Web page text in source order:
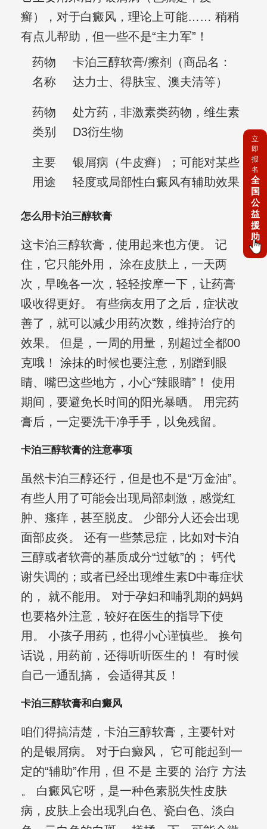
癣），对于白癜风，理论上可能…… 稍稍
有点儿帮助，但一些不是“主力军”！
药物
名称
卡泊三醇软膏/擦剂（商品名：
达力士、得肤宝、澳夫清等）
药物
类别
处方药，非激素类药物，维生素
D3衍生物
主要
用途
银屑病（牛皮癣）；可能对某些
轻度或局部性白癜风有辅助效果
怎么用卡泊三醇软膏
这卡泊三醇软膏，使用起来也方便。 记
住，它只能外用， 涂在皮肤上，一天两
次，早晚各一次，轻轻按摩一下，让药膏
吸收得更好。 有些病友用了之后，症状改
善了，就可以减少用药次数，维持治疗的
效果。 但是，一周的用量，别超过全都00
克哦！ 涂抹的时候也要注意，别蹭到眼
睛、嘴巴这些地方，小心“辣眼睛”！ 使用
期间，要避免长时间的阳光暴晒。 用完药
膏后，一定要洗干净手手，以免残留。
卡泊三醇软膏的注意事项
虽然卡泊三醇还行，但是也不是“万金油”。
有些人用了可能会出现局部刺激，感觉红
肿、瘙痒，甚至脱皮。 少部分人还会出现
面部皮炎。 还有一些禁忌症，比如对卡泊
三醇或者软膏的基质成分“过敏”的； 钙代
谢失调的；或者已经出现维生素D中毒症状
的， 就不能用。 对于孕妇和哺乳期的妈妈
也要格外注意，较好在医生的指导下使
用。 小孩子用药，也得小心谨慎些。 换句
话说，用药前，还得听听医生的！ 有时候
自己一通乱搞， 会适得其反！
卡泊三醇软膏和白癜风
咱们得搞清楚，卡泊三醇软膏，主要针对
的是银屑病。 对于白癜风， 它可能起到一
定的“辅助”作用，但 不是 主要的 治疗 方法
。 白癜风它呀，是一种色素脱失性皮肤
病，皮肤上会出现乳白色、瓷白色、淡白
立
即
报
名
全
国
公
益
援
助